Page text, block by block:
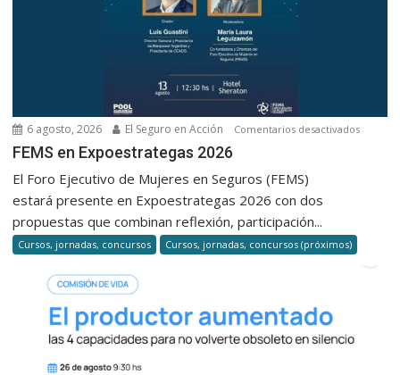
6 agosto, 2026 El Seguro en Acción Comentarios desactivadosen
FEMS en Expoestrategas 2026
El Foro Ejecutivo de Mujeres en Seguros (FEMS)
estará presente en Expoestrategas 2026 con dos
propuestas que combinan reflexión, participación...
Cursos, jornadas, concursos Cursos, jornadas, concursos (próximos)